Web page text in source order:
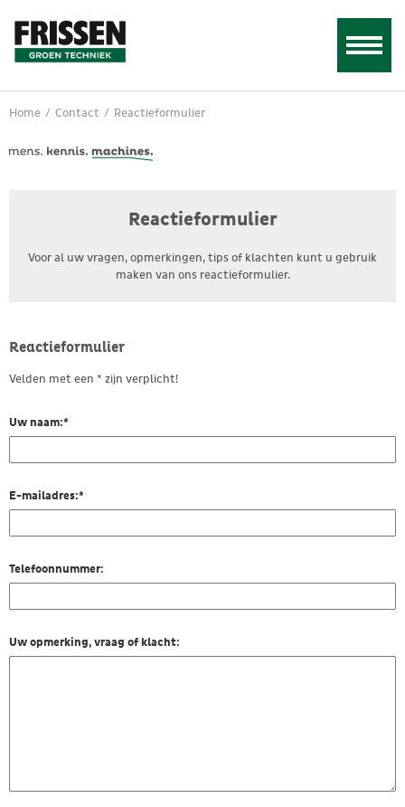
Home / Contact / Reactieformulier
Reactieformulier
Voor al uw vragen, opmerkingen, tips of klachten kunt u gebruik
maken van ons reactieformulier.
Reactieformulier
Velden met een * zijn verplicht!
Uw naam:*
E-mailadres:*
Telefoonnummer:
Uw opmerking, vraag of klacht: